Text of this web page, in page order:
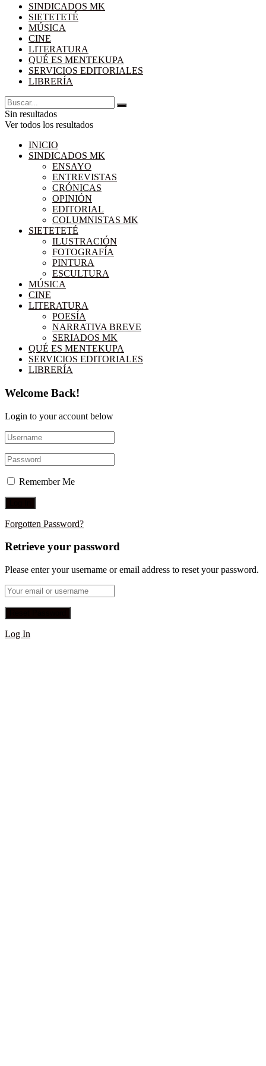
SINDICADOS MK
SIETETETÉ
MÚSICA
CINE
LITERATURA
QUÉ ES MENTEKUPA
SERVICIOS EDITORIALES
LIBRERÍA
Sin resultados
Ver todos los resultados
INICIO
SINDICADOS MK
ENSAYO
ENTREVISTAS
CRÓNICAS
OPINIÓN
EDITORIAL
COLUMNISTAS MK
SIETETETÉ
ILUSTRACIÓN
FOTOGRAFÍA
PINTURA
ESCULTURA
MÚSICA
CINE
LITERATURA
POESÍA
NARRATIVA BREVE
SERIADOS MK
QUÉ ES MENTEKUPA
SERVICIOS EDITORIALES
LIBRERÍA
Welcome Back!
Login to your account below
Remember Me
Forgotten Password?
Retrieve your password
Please enter your username or email address to reset your password.
Log In